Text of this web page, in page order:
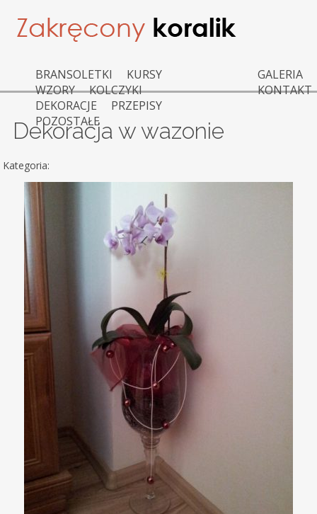
BRANSOLETKI
KURSY
WZORY
KOLCZYKI
DEKORACJE
PRZEPISY
POZOSTAŁE
GALERIA
KONTAKT
Dekoracja w wazonie
Kategoria: